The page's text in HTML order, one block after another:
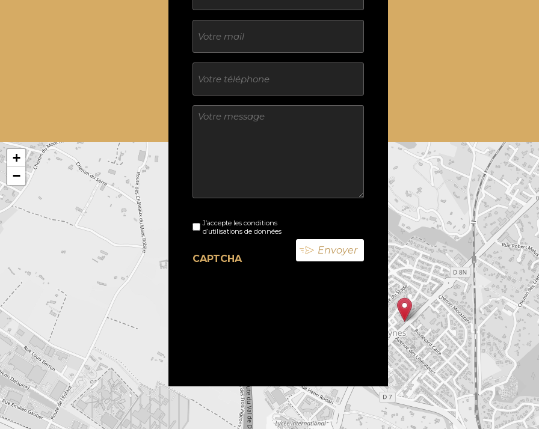
E-
mail
Téléphone
Sans
titre
titreJ’accepte les conditions
d’utilisations de données
CAPTCHA
+
−